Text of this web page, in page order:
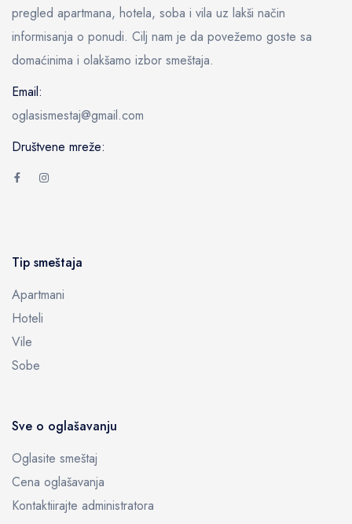
pregled apartmana, hotela, soba i vila uz lakši način
informisanja o ponudi. Cilj nam je da povežemo goste sa
domaćinima i olakšamo izbor smeštaja.
Email:
oglasismestaj@gmail.com
Društvene mreže:
Tip smeštaja
Apartmani
Hoteli
Vile
Sobe
Sve o oglašavanju
Oglasite smeštaj
Cena oglašavanja
Kontaktiirajte administratora